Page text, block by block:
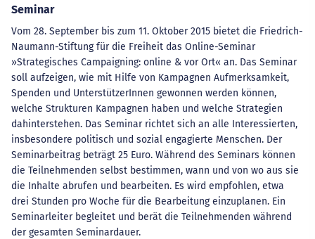
Seminar
Vom 28. September bis zum 11. Oktober 2015 bietet die Friedrich-
Naumann-Stiftung für die Freiheit das Online-Seminar
»Strategisches Campaigning: online & vor Ort« an. Das Seminar
soll aufzeigen, wie mit Hilfe von Kampagnen Aufmerksamkeit,
Spenden und UnterstützerInnen gewonnen werden können,
welche Strukturen Kampagnen haben und welche Strategien
dahinterstehen. Das Seminar richtet sich an alle Interessierten,
insbesondere politisch und sozial engagierte Menschen. Der
Seminarbeitrag beträgt 25 Euro. Während des Seminars können
die Teilnehmenden selbst bestimmen, wann und von wo aus sie
die Inhalte abrufen und bearbeiten. Es wird empfohlen, etwa
drei Stunden pro Woche für die Bearbeitung einzuplanen. Ein
Seminarleiter begleitet und berät die Teilnehmenden während
der gesamten Seminardauer.